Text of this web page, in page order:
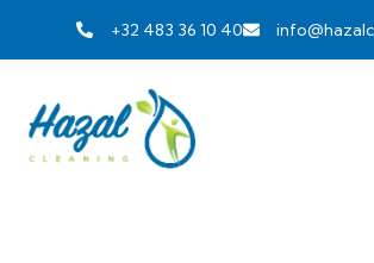
+32 483 36 10 40